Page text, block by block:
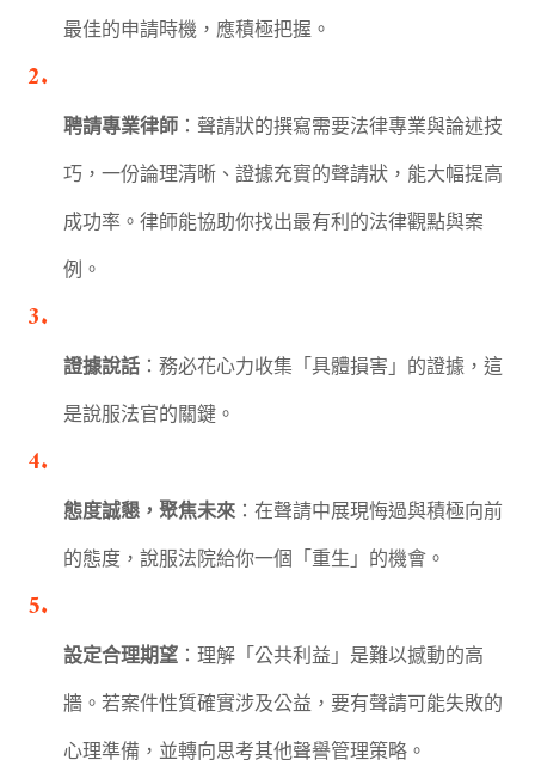
最佳的申請時機，應積極把握。
聘請專業律師：聲請狀的撰寫需要法律專業與論述技
巧，一份論理清晰、證據充實的聲請狀，能大幅提高
成功率。律師能協助你找出最有利的法律觀點與案
例。
證據說話：務必花心力收集「具體損害」的證據，這
是說服法官的關鍵。
態度誠懇，聚焦未來：在聲請中展現悔過與積極向前
的態度，說服法院給你一個「重生」的機會。
設定合理期望：理解「公共利益」是難以撼動的高
牆。若案件性質確實涉及公益，要有聲請可能失敗的
心理準備，並轉向思考其他聲譽管理策略。